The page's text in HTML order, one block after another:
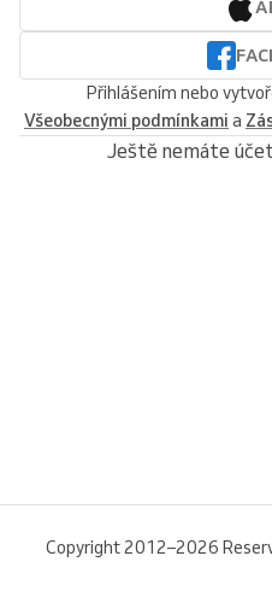
Přihlášením nebo
Všeobecnými podmínkami a
Ještě nemáte
Copyright 2012–2026